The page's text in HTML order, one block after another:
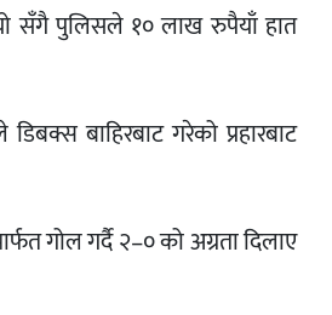
सँगै पुलिसले १० लाख रुपैयाँ हात
बाहिरबाट गरेको प्रहारबाट
गोल गर्दै २–० को अग्रता दिलाए